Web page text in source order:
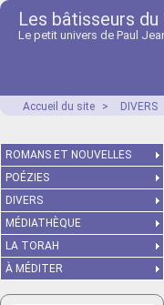
Les bâtisseurs
Le petit univers de Paul
Accueil du site > DIVERS
ROMANS ET NOUVELLES
POÉZIES
DIVERS
MÉDIATHÈQUE
LA TORAH
À MÉDITER